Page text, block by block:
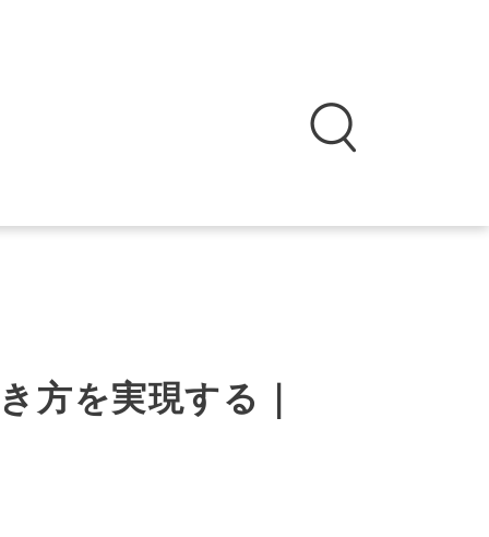
方を実現する｜